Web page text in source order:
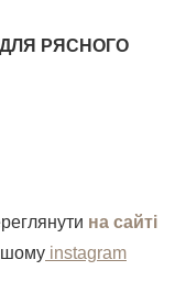
РЯСНОГО
на сайті
instagram